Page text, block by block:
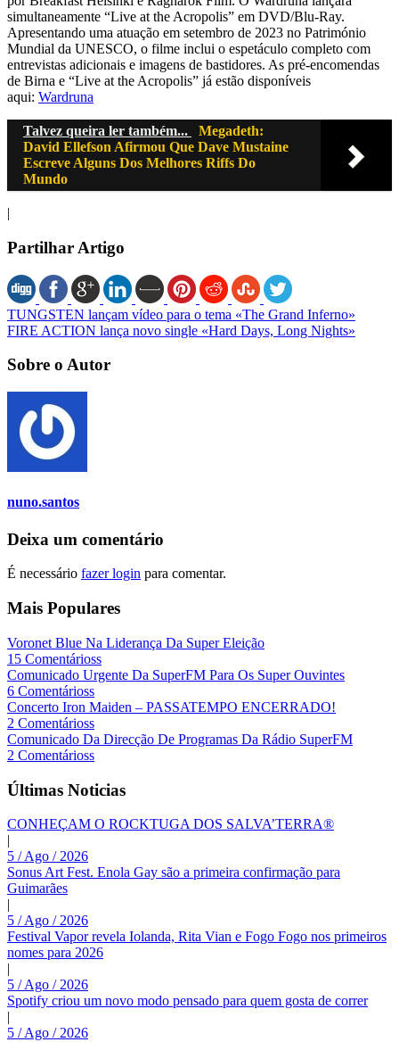
simultaneamente “Live at the Acropolis” em DVD/Blu-Ray.
Apresentando uma atuação em setembro de 2023 no Património
Mundial da UNESCO, o filme inclui o espetáculo completo com
entrevistas adicionais e imagens de bastidores. As pré-encomendas
de Birna e “Live at the Acropolis” já estão disponíveis
aqui: Wardruna
Talvez queira ler também...
Megadeth:
David Ellefson Afirmou Que Dave Mustaine
Escreve Alguns Dos Melhores Riffs Do
Mundo
|
Partilhar Artigo
TUNGSTEN lançam vídeo para o tema «The Grand Inferno»
FIRE ACTION lança novo single «Hard Days, Long Nights»
Sobre o Autor
nuno.santos
Deixa um comentário
É necessário fazer login para comentar.
Mais Populares
Voronet Blue Na Liderança Da Super Eleição
15 Comentárioss
Comunicado Urgente Da SuperFM Para Os Super Ouvintes
6 Comentárioss
Concerto Iron Maiden – PASSATEMPO ENCERRADO!
2 Comentárioss
Comunicado Da Direcção De Programas Da Rádio SuperFM
2 Comentárioss
Últimas Noticias
CONHEÇAM O ROCKTUGA DOS SALVA’TERRA®
|
5 / Ago / 2026
Sonus Art Fest. Enola Gay são a primeira confirmação para
Guimarães
|
5 / Ago / 2026
Festival Vapor revela Iolanda, Rita Vian e Fogo Fogo nos primeiros
nomes para 2026
|
5 / Ago / 2026
Spotify criou um novo modo pensado para quem gosta de correr
|
5 / Ago / 2026